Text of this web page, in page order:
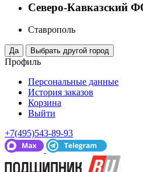
Северо-Кавказский
Ставрополь
Профиль
Персональные данные
История заказов
Корзина
Выйти
+7(495)543-89-93